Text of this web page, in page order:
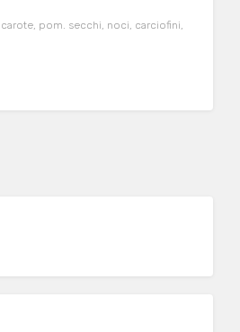
pom. secchi, noci, carciofini,